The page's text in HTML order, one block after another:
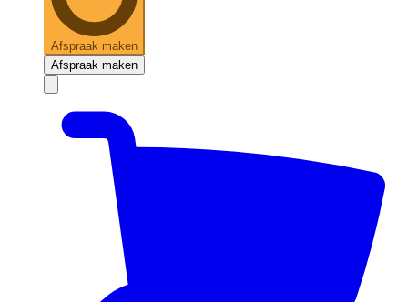
Afspraak maken
Afspraak maken